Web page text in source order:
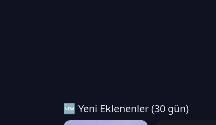
🆕 Yeni Eklenenler (30 gün)